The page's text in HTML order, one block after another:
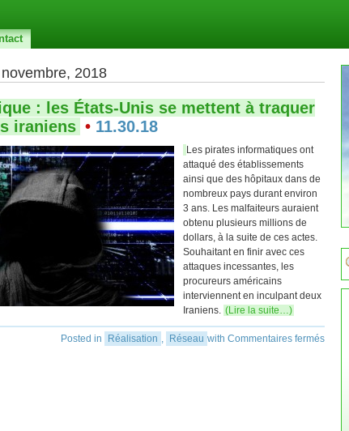
2018
: les États-Unis se mettent à traquer
iraniens • 11.30.18
Les pirates informatiques ont
attaqué des établissements
ainsi que des hôpitaux dans de
nombreux pays durant environ
3 ans. Les malfaiteurs auraient
obtenu plusieurs millions de
dollars, à la suite de ces actes.
Souhaitant en finir avec ces
attaques incessantes, les
procureurs américains
interviennent en inculpant deux
Iraniens. (Lire la suite…)
Posted in Réalisation , Réseau with Commentaires fermés